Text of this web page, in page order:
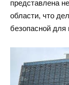
представлена
области, что
безопасной для